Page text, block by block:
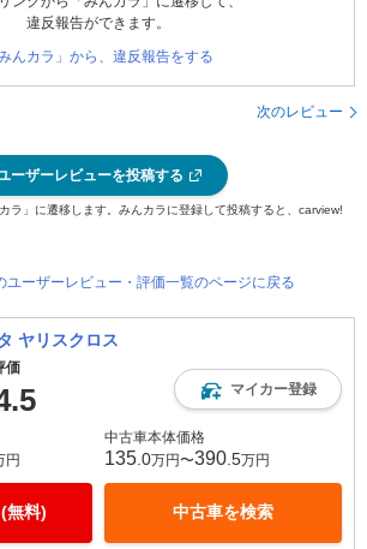
違反報告ができます。
みんカラ」から、違反報告をする
次のレビュー
ーザーレビューを投稿する
ラ」に遷移します。みんカラに登録して投稿すると、carview!
ユーザーレビュー・評価一覧のページに戻る
ヤリスクロス
価
マイカー登録
円
無料)
中古車本体価格
135 .0万円〜390 .5万円
中古車を検索